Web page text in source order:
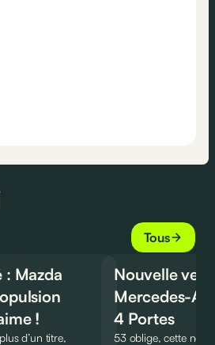
Tous
Mazda
!
d’un titre,
Nouvelle
Mercedes-
4 Portes
53 oblige, cette